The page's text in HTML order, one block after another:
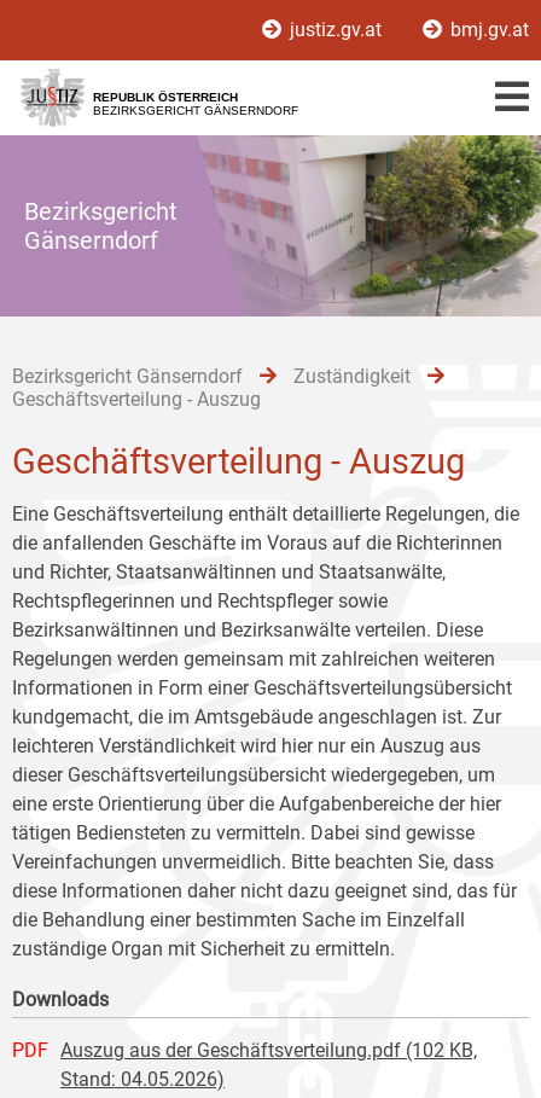
[1]
[2]
[3]
justiz.gv.at bmj.gv.at
REPUBLIK ÖSTERREICH
BEZIRKSGERICHT GÄNSERNDORF
Bezirksgericht
Gänserndorf
Bezirksgericht Gänserndorf
Zuständigkeit
Geschäftsverteilung - Auszug
Geschäftsverteilung - Auszug
Eine Geschäftsverteilung enthält detaillierte Regelungen, die
die anfallenden Geschäfte im Voraus auf die Richterinnen
und Richter, Staatsanwältinnen und Staatsanwälte,
Rechtspflegerinnen und Rechtspfleger sowie
Bezirksanwältinnen und Bezirksanwälte verteilen. Diese
Regelungen werden gemeinsam mit zahlreichen weiteren
Informationen in Form einer Geschäftsverteilungsübersicht
kundgemacht, die im Amtsgebäude angeschlagen ist. Zur
leichteren Verständlichkeit wird hier nur ein Auszug aus
dieser Geschäftsverteilungsübersicht wiedergegeben, um
eine erste Orientierung über die Aufgabenbereiche der hier
tätigen Bediensteten zu vermitteln. Dabei sind gewisse
Vereinfachungen unvermeidlich. Bitte beachten Sie, dass
diese Informationen daher nicht dazu geeignet sind, das für
die Behandlung einer bestimmten Sache im Einzelfall
zuständige Organ mit Sicherheit zu ermitteln.
Downloads
PDF Auszug aus der Geschäftsverteilung.pdf (102 KB,
Stand: 04.05.2026)